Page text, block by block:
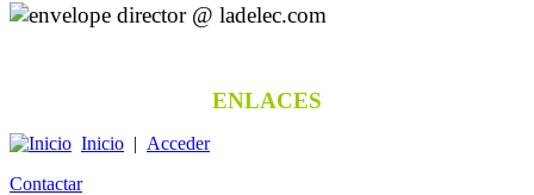
director @ ladelec.com
ENLACES
Inicio | Acceder
Contactar